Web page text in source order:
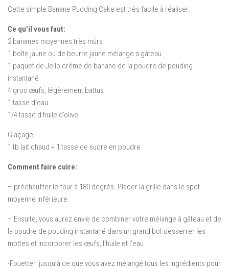
Cette simple Banane Pudding Cake est très facile à réaliser.
Ce qu’il vous faut:
2 bananes moyennes très mûrs
1 boîte jaune ou de beurre jaune mélange à gâteau
1 paquet de Jello crème de banane de la poudre de pouding
instantané
4 gros œufs, légèrement battus
1 tasse d’eau
1/4 tasse d’huile d’olive
Glaçage:
1 tb lait chaud + 1 tasse de sucre en poudre
Comment faire cuire:
– préchauffer le four à 180 degrés. Placer la grille dans le spot
moyenne inférieure.
– Ensuite, vous aurez envie de combiner votre mélange à gâteau et de
la poudre de pouding instantané dans un grand bol.desserrer les
mottes et incorporer les œufs, l’huile et l’eau
-Fouetter jusqu’à ce que vous avez mélangé tous les ingrédients pour